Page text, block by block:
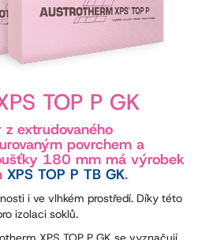
TOP P GK
z extrudovaného
povrchem a
180 mm má výrobek
XPS TOP P TB GK.
i ve vlhkém prostředí. Díky této
izolaci soklů.